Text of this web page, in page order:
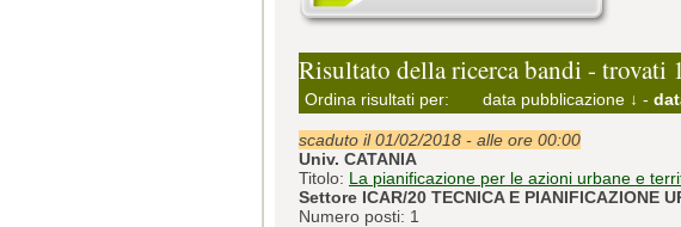
Risultato della ricerca bandi - trovati
Ordina risultati per: data pubblicazione ↓ -
scaduto il 01/02/2018 - alle ore 00:00
Univ. CATANIA
Titolo: La pianificazione per le azioni urbane e
Settore ICAR/20 TECNICA E PIANIFICAZIONE
Numero posti: 1